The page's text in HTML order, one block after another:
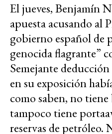
El jueves, Benjamín
apuesta acusando al
gobierno español de
genocida flagrante”
Semejante
en su exposición
como saben, no
tampoco tiene
reservas de petróleo.